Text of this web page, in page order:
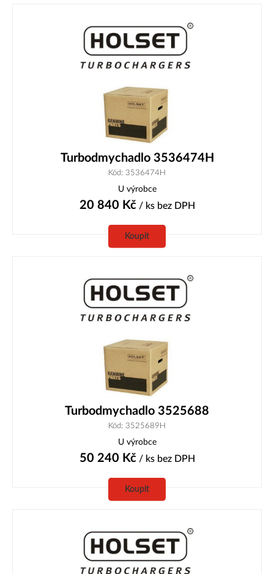
Turbodmychadlo 3536474H
Kód: 3536474H
U výrobce
20 840 Kč/ ks bez DPH
Koupit
Turbodmychadlo 3525688
Kód: 3525689H
U výrobce
50 240 Kč/ ks bez DPH
Koupit